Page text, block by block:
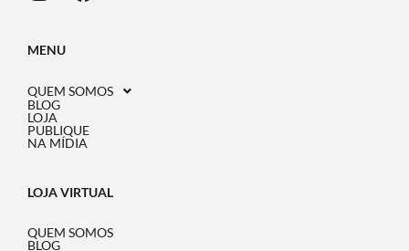
MENU
QUEM SOMOS
BLOG
LOJA
PUBLIQUE
NA MÍDIA
LOJA VIRTUAL
QUEM SOMOS
BLOG